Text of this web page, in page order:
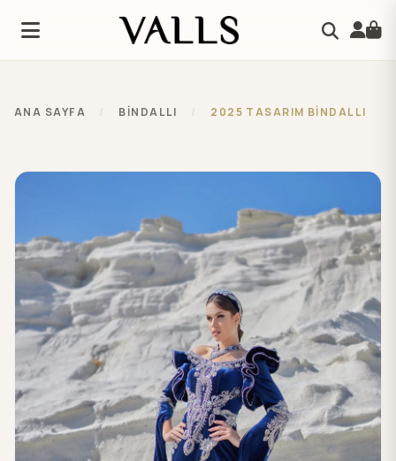
ANA SAYFA BİNDALLI 2025 TASARIM BİNDALLI